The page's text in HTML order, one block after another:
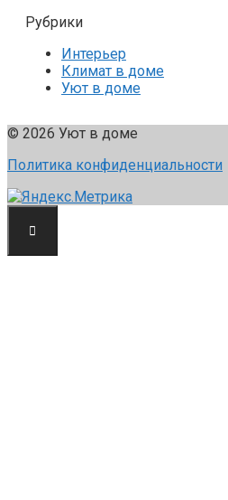
Рубрики
Интерьер
Климат в доме
Уют в доме
© 2026 Уют в доме
Политика конфиденциальности